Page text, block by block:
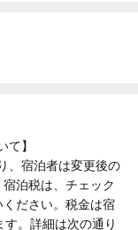
て】
、宿泊者は変更後の
泊税は、チェック
ださい。税金は宿
。詳細は次の通り